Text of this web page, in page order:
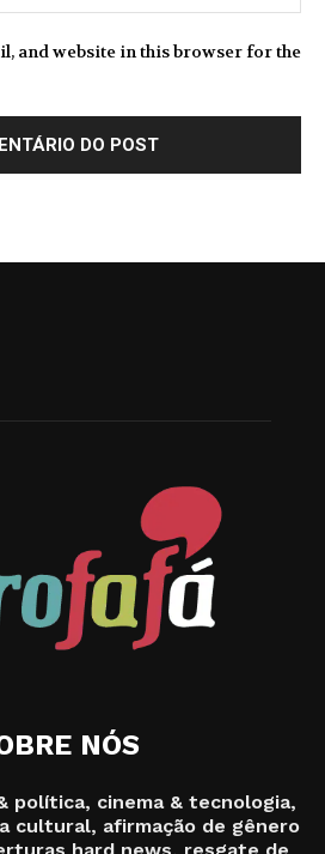
and website in this browser for the
NÓS
política, cinema & tecnologia,
cultural, afirmação de gênero
hard news, resgate de